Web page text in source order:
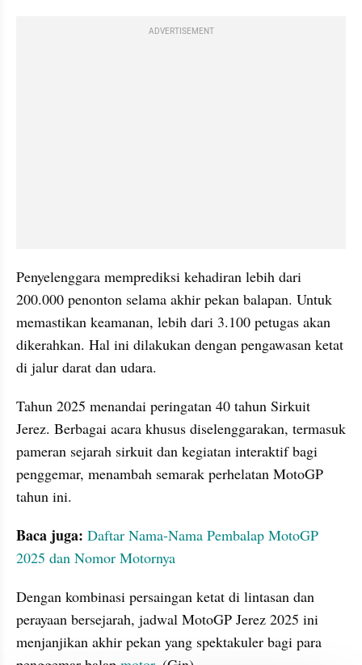
ADVERTISEMENT
Penyelenggara memprediksi kehadiran lebih dari
200.000 penonton selama akhir pekan balapan. Untuk
memastikan keamanan, lebih dari 3.100 petugas akan
dikerahkan. Hal ini dilakukan dengan pengawasan ketat
di jalur darat dan udara.
Tahun 2025 menandai peringatan 40 tahun Sirkuit
Jerez. Berbagai acara khusus diselenggarakan, termasuk
pameran sejarah sirkuit dan kegiatan interaktif bagi
penggemar, menambah semarak perhelatan MotoGP
tahun ini.
Baca juga: Daftar Nama-Nama Pembalap MotoGP
2025 dan Nomor Motornya
Dengan kombinasi persaingan ketat di lintasan dan
perayaan bersejarah, jadwal MotoGP Jerez 2025 ini
menjanjikan akhir pekan yang spektakuler bagi para